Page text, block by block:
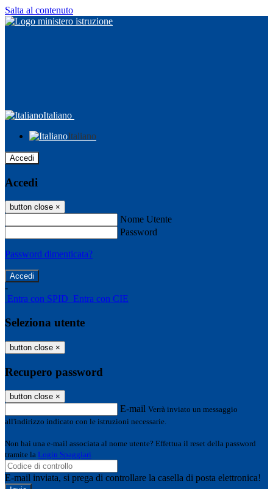
Salta al contenuto
Italiano
Italiano
Accedi
Accedi
button close ×
Nome Utente
Password
Password dimenticata?
-
Entra con SPID Entra con CIE
Seleziona utente
button close ×
Recupero password
button close ×
E-mail Verrà inviato un messaggio
all'indirizzo indicato con le istruzioni necessarie.
Non hai una e-mail associata al nome utente? Effettua il reset della password
tramite la Login Spaggiari
E-mail inviata, si prega di controllare la casella di posta elettronica!